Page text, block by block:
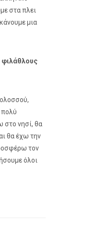
στα πλει
μια
φιλάθλους
στο νησί, θα
θα έχω την
τον
όλοι